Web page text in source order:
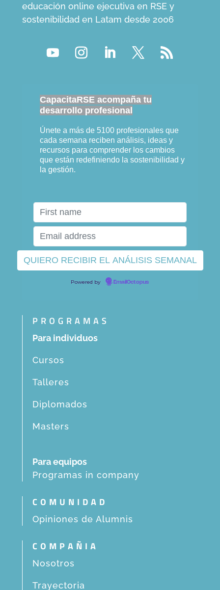
educación online ejecutiva en RSE y
sostenibilidad en Latam desde 2006
CapacitaRSE acompaña tu
desarrollo profesional
Únete a más de 5100 profesionales que
cada semana reciben análisis, ideas y
recursos para comprender los cambios
que están redefiniendo la sostenibilidad y
la gestión.
Powered by EmailOctopus
PROGRAMAS
Para individuos
Cursos
Talleres
Diplomados
Masters
Para equipos
Programas in company
COMUNIDAD
Opiniones de Alumnis
COMPAÑIA
Nosotros
Trayectoria